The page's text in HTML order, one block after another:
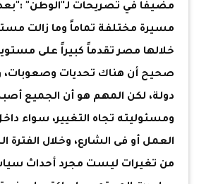
مضيفا في تصريحات لـ"الوطن"
مسيرة مختلفة تماماً وما زالت
خلالها مصر تقدماً كبيراً على
صحيح أن هناك تحديات وصعوبات،
دولة، لكن المهم هو أن الجميع أصبح
ومسئوليته تجاه التغيير، سواء
العمل أو فى الشارع، وخلال الفترة
من تغيرات ليست مجرد أحداث